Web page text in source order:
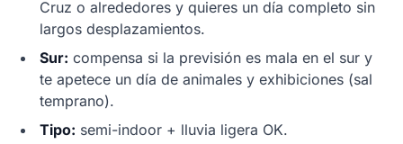
Cruz o alrededores y quieres un día completo sin
largos desplazamientos.
Sur: compensa si la previsión es mala en el sur y
te apetece un día de animales y exhibiciones (sal
temprano).
Tipo: semi-indoor + lluvia ligera OK.